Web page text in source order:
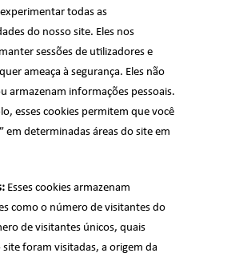
todas as
do nosso site. Eles nos
sessões de utilizadores e
ameaça à segurança. Eles não
armazenam informações pessoais.
esses cookies permitem que você
em determinadas áreas do site em
Esses cookies armazenam
como o número de visitantes do
de visitantes únicos, quais
site foram visitadas, a origem da